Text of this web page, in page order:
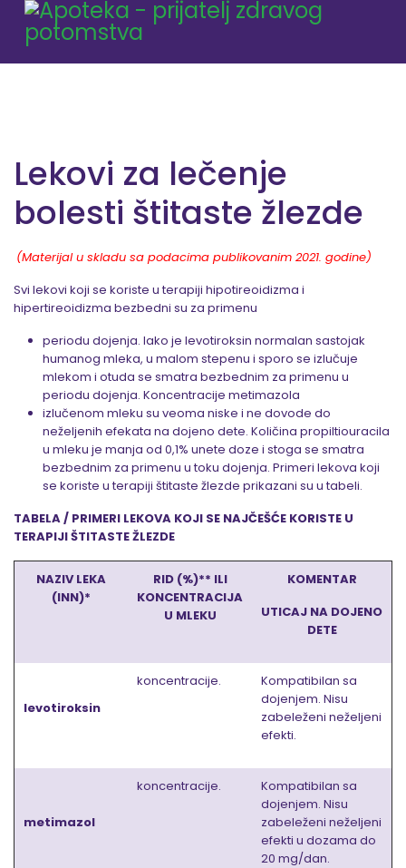
Lekovi za lečenje
bolesti štitaste žlezde
(Materijal u skladu sa podacima publikovanim 2021. godine)
Svi lekovi koji se koriste u terapiji hipotireoidizma i
hipertireoidizma bezbedni su za primenu
periodu dojenja. Iako je levotiroksin normalan sastojak
humanog mleka, u malom stepenu i sporo se izlučuje
mlekom i otuda se smatra bezbednim za primenu u
periodu dojenja. Koncentracije metimazola
izlučenom mleku su veoma niske i ne dovode do
neželjenih efekata na dojeno dete. Količina propiltiouracila
u mleku je manja od 0,1% unete doze i stoga se smatra
bezbednim za primenu u toku dojenja. Primeri lekova koji
se koriste u terapiji štitaste žlezde prikazani su u tabeli.
TABELA / PRIMERI LEKOVA KOJI SE NAJČEŠĆE KORISTE U
TERAPIJI ŠTITASTE ŽLEZDE
NAZIV LEKA
(INN)*
RID (%)** ILI
KONCENTRACIJA
U MLEKU
KOMENTAR
UTICAJ NA DOJENO
DETE
levotiroksin
koncentracije.
Kompatibilan sa
dojenjem. Nisu
zabeleženi neželjeni
efekti.
metimazol
koncentracije.
Kompatibilan sa
dojenjem. Nisu
zabeleženi neželjeni
efekti u dozama do
20 mg/dan.